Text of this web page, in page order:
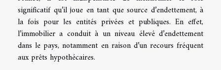
significatif qu’il joue en tant que source d’endettement, à
la fois pour les entités privées et publiques. En effet,
l’immobilier a conduit à un niveau élevé d’endettement
dans le pays, notamment en raison d’un recours fréquent
aux prêts hypothécaires.